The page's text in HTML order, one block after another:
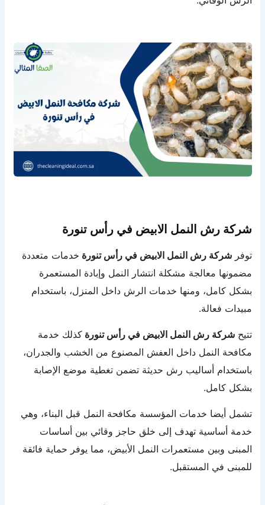
شركة رش النمل الابيض في رأس تنورة
توفرشركة رش النمل الابيض في رأس تنورة خدمات متعددة
مضمونها معالجة مشكلة انتشار النمل وإبادة المستعمرة
بشكل كامل، ومنها خدمات الرش داخل المنزل، باستخدام
مبيدات فعالة.
تتيحشركة رش النمل الابيض في رأس تنورةكذلك خدمة
مكافحة النمل داخل العفش المصنوع من الخشب والجدران،
باستخدام أساليب رش حديثة تضمن تغطية موضع الإصابة
بشكل كامل.
تشمل أيضا خدمات المؤسسة مكافحة النمل قبل البناء، وهي
خدمة أساسية تهدف إلى خلق حاجز وقائي بين أساسات
المبنى وبين مستعمرات النمل الأبيض، مما يوفر حماية فائقة
للمبنى في المستقبل.